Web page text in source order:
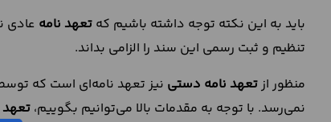
باید به این نکته توجه داشته باشیم که تعهد نامه عادی
تنظیم و ثبت رسمی این سند را الزامی بداند.
منظور ازتعهد نامه دستی نیز تعهد نامه‌ای است که
نمی‌رسد. با توجه به مقدمات بالا می‌توانیم بگوییم،